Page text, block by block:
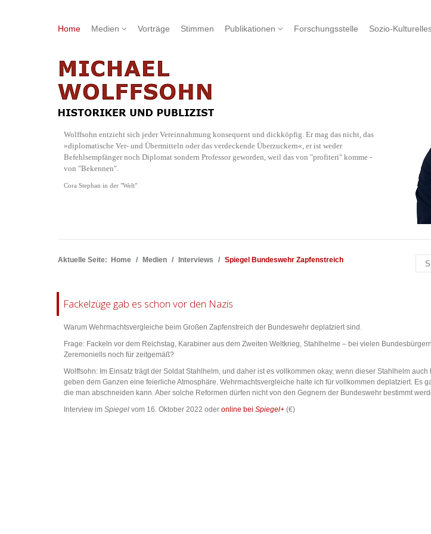
Home Medien Vorträge Stimmen Publikationen Forschungsstelle Sozio-
Wolffsohn entzieht sich jeder Vereinnahmung konsequent und dickköpfig. Er mag das nicht, das
»diplomatische Ver- und Übermitteln oder das verdeckende Überzuckern«, er ist weder
Befehlsempfänger noch Diplomat sondern Professor geworden, weil das von "profiteri" komme -
von "Bekennen".
Cora Stephan in der "Welt"
Aktuelle Seite: Home Medien Interviews Spiegel Bundeswehr Zapfenstreich
Fackelzüge gab es schon vor den Nazis
Warum Wehrmachtsvergleiche beim Großen Zapfenstreich der Bundeswehr deplatziert sind.
Frage: Fackeln vor dem Reichstag, Karabiner aus dem Zweiten Weltkrieg, Stahlhelme – bei vielen
Zeremoniells noch für zeitgemäß?
Wolffsohn: Im Einsatz trägt der Soldat Stahlhelm, und daher ist es vollkommen okay, wenn dieser Stahlhelm
geben dem Ganzen eine feierliche Atmosphäre. Wehrmachtsvergleiche halte ich für vollkommen deplatziert.
die man abschneiden kann. Aber solche Reformen dürfen nicht von den Gegnern der Bundeswehr bestimmt
Interview im Spiegel vom 16. Oktober 2022 oder online bei Spiegel+ (€)